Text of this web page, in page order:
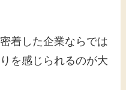
着した企業ならでは
を感じられるのが大